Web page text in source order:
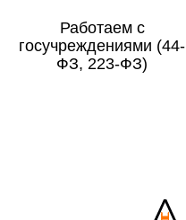
По Москве
По Московской области
Работаем с
госучреждениями (44-
ФЗ, 223-ФЗ)